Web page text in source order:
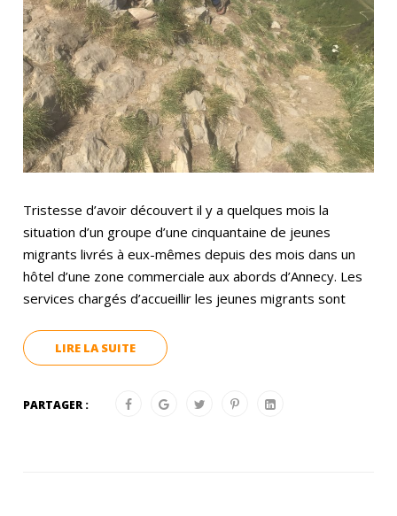
Tristesse d’avoir découvert il y a quelques mois la
situation d’un groupe d’une cinquantaine de jeunes
migrants livrés à eux-mêmes depuis des mois dans un
hôtel d’une zone commerciale aux abords d’Annecy. Les
services chargés d’accueillir les jeunes migrants sont
LIRE LA SUITE
PARTAGER :